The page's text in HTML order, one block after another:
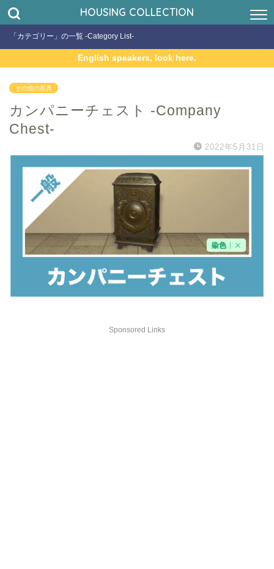
HOUSING COLLECTION
「カテゴリー」の一覧 -Category List-
English speakers, look here.
その他の家具
カンパニーチェスト -Company
Chest-
2022年5月31日
Sponsored Links